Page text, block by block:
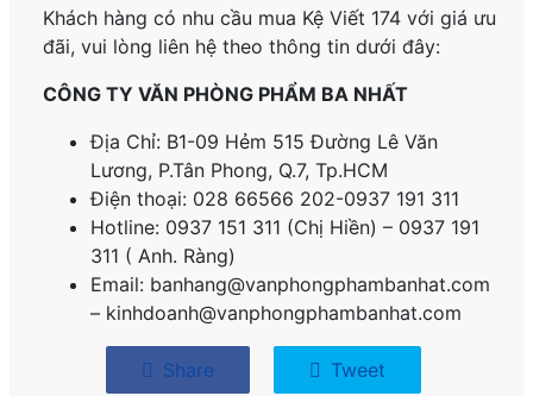
Khách hàng có nhu cầu mua Kệ Viết 174 với giá ưu
đãi, vui lòng liên hệ theo thông tin dưới đây:
CÔNG TY VĂN PHÒNG PHẨM BA NHẤT
Địa Chỉ: B1-09 Hẻm 515 Đường Lê Văn
Lương, P.Tân Phong, Q.7, Tp.HCM
Điện thoại: 028 66566 202-0937 191 311
Hotline: 0937 151 311 (Chị Hiền) – 0937 191
311 ( Anh. Ràng)
Email: banhang@vanphongphambanhat.com
– kinhdoanh@vanphongphambanhat.com
Share Tweet